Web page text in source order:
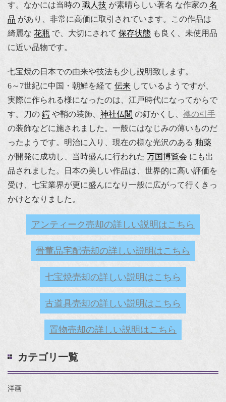
す。なかには当時の 職人技 が素晴らしい著名 な作家の 名
品 があり、非常に高価に取引されています。この作品は
綺麗な 花瓶 で、大切にされて 保存状態 も良く、未使用品
に近い品物です。
七宝焼の日本での由来や技法も少し説明致します。
6～7世紀に中国・朝鮮を経て 伝来 しているようですが、
実際に作られる様になったのは、江戸時代になってからで
す。刀の 鍔 や鞘の装飾、 神社仏閣 の釘かくし、 襖の引手
の装飾などに施されました。一般にはなじみの薄いものだ
ったようです。明治に入り、現在の様な光沢のある 釉薬
が開発に成功し、当時盛んに行われた 万国博覧会 にも出
品されました。日本の美しい作品は、世界的に高い評価を
受け、七宝業界が更に盛んになり一般に広がって行くきっ
かけとなりました。
アンティーク売却の詳しい説明はこちら
骨董品宅配売却の詳しい説明はこちら
七宝焼売却の詳しい説明はこちら
古道具売却の詳しい説明はこちら
置物売却の詳しい説明はこちら
カテゴリ一覧
洋画